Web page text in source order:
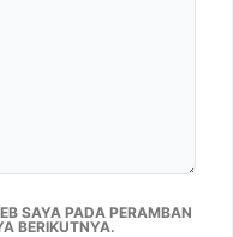
SAYA PADA PERAMBAN
BERIKUTNYA.